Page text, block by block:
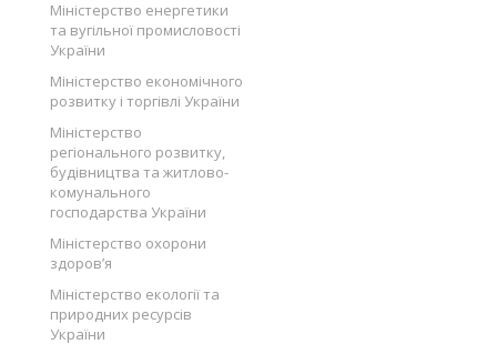
Міністерство енергетики
та вугільної промисловості
України
Міністерство економічного
розвитку і торгівлі України
Міністерство
регіонального розвитку,
будівництва та житлово-
комунального
господарства України
Міністерство охорони
здоров’я
Міністерство екології та
природних ресурсів
України